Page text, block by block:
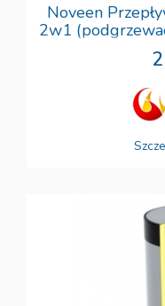
Noveen
2w1